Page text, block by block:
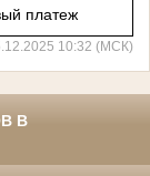
платеж
10:32 (МСК)
В